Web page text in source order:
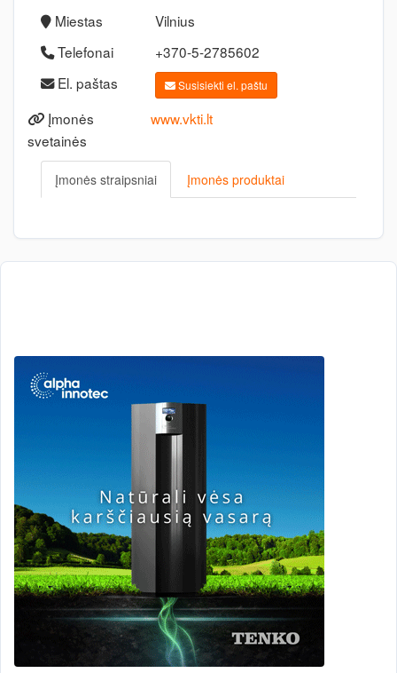
Miestas
Vilnius
Telefonai
+370-5-2785602
El. paštas
Susisiekti el. paštu
Įmonės
svetainės
www.vkti.lt
Įmonės straipsniai Įmonės produktai